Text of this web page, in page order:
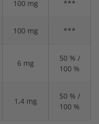
100 mg ***
100 mg ***
6 mg
50 % /
100 %
1,4 mg
50 % /
100 %